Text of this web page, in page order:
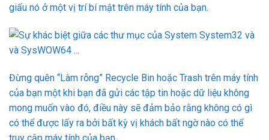
truy cập máy tính của bạn.
10. Tinh chỉnh phần cứng của bạn
tính của bạn qua giới hạn ban đầu của nó. Cài đặt Mac trên
máy tính không phải là máy Mac và vượt qua cả bộ vi xử lý
ép xung của bạn không phải là quá khó để thực hiện.